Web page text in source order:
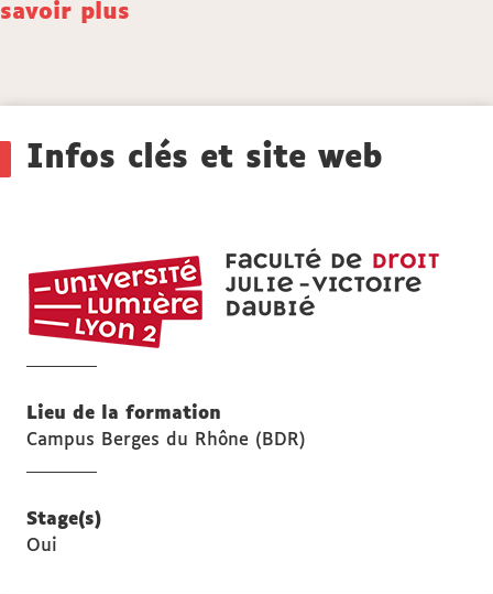
savoir plus
Infos clés et site web
UFR
Lieu de la formation
Campus Berges du Rhône (BDR)
Stage(s)
Oui